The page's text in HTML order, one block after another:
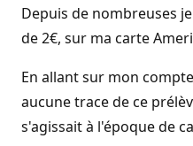
Depuis de nombreuses
de 2€, sur ma carte
En allant sur mon
aucune trace de ce
s'agissait à l'époque de